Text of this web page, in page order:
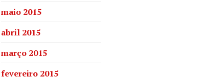
maio 2015
abril 2015
março 2015
fevereiro 2015